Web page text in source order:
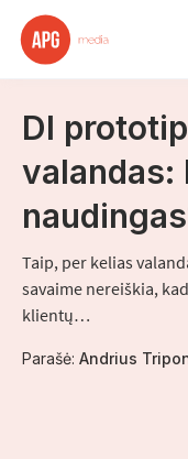
Straipsnis
DI
valandas:
Taip, per kelias
savaime nereiškia,
klientų…
Parašė: Andrius